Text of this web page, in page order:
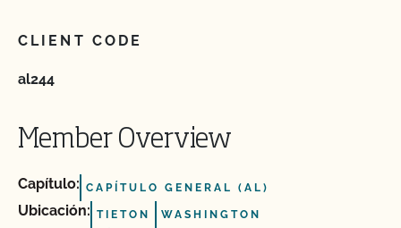
CLIENT CODE
al244
Member Overview
Capítulo: CAPÍTULO GENERAL (AL)
Ubicación: TIETON WASHINGTON